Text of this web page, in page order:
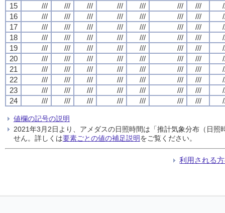
15
/// /// /// /// /// /// ///
16
/// /// /// /// /// /// ///
17
/// /// /// /// /// /// ///
18
/// /// /// /// /// /// ///
19
/// /// /// /// /// /// ///
20
/// /// /// /// /// /// ///
21
/// /// /// /// /// /// ///
22
/// /// /// /// /// /// ///
23
/// /// /// /// /// /// ///
24
/// /// /// /// /// /// ///
値欄の記号の説明
2021年3月2日より、アメダスの日照時間は「推計気象分布（日
せん。詳しくは要素ごとの値の補足説明をご覧ください。
利用される